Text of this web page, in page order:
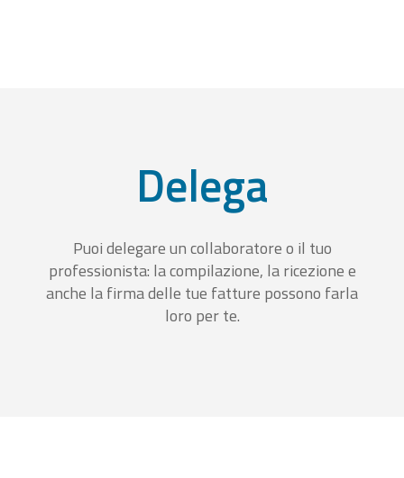
Delega
Puoi delegare un collaboratore o il tuo
professionista: la compilazione, la ricezione e
anche la firma delle tue fatture possono farla
loro per te.